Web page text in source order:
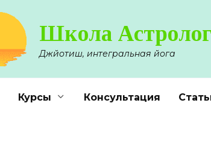
Школа
Джйотиш, интегральная йога
Курсы Консультация